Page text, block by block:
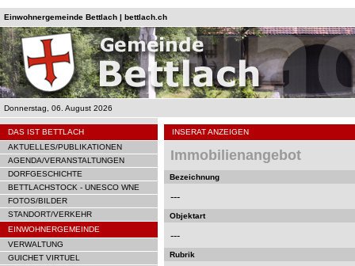
Einwohnergemeinde Bettlach | bettlach.ch
Donnerstag, 06. August 2026
DAS IST BETTLACH
AKTUELLES/PUBLIKATIONEN
AGENDA/VERANSTALTUNGEN
DORFGESCHICHTE
BETTLACHSTOCK - UNESCO WNE
FOTOS/BILDER
STANDORT/VERKEHR
EINWOHNERGEMEINDE
VERWALTUNG
GUICHET VIRTUEL
INSERAT ANZEIGEN
Immobilienangebot
Bezeichnung
---
Objektart
---
Rubrik